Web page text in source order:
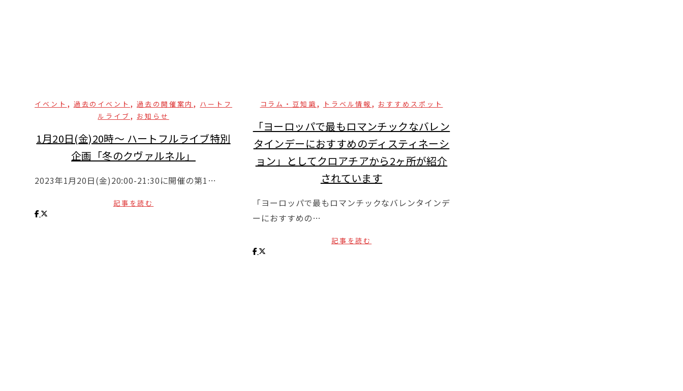
イベント , 過去のイベント , 過去の開催案内 , ハートフ
ルライブ , お知らせ
1月20日(金)20時〜 ハートフルライブ特別
企画「冬のクヴァルネル」
2023年1月20日(金)20:00-21:30に開催の第1…
記事を読む
コラム・豆知識, トラベル情報 , おすすめスポット
「ヨーロッパで最もロマンチックなバレン
タインデーにおすすめのディスティネーシ
ョン」としてクロアチアから2ヶ所が紹介
されています
「ヨーロッパで最もロマンチックなバレンタインデ
ーにおすすめの…
記事を読む